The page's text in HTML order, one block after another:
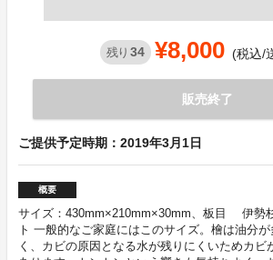
残り 34 ¥8,000 (税込/
販売終了
ご提供予定時期：2019年3月1日
概要
サイズ：430mm×210mm×30mm、板目 伊勢
ト 一般的なご家庭にはこのサイズ。檜は油分
く、カビの原因となる水が残りにくいためカビ